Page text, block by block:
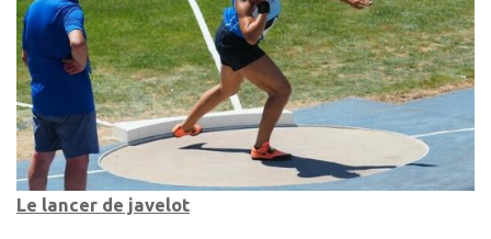
Le lancer de javelot